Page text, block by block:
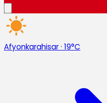
Afyonkarahisar· 19°C